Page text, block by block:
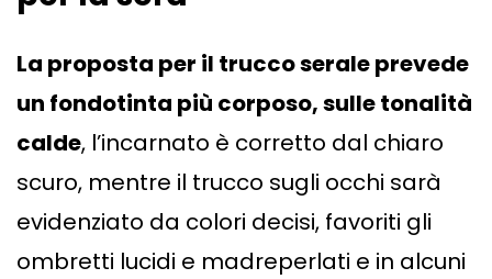
La proposta per il trucco serale prevede
un fondotinta più corposo, sulle tonalità
calde, l’incarnato è corretto dal chiaro
scuro, mentre il trucco sugli occhi sarà
evidenziato da colori decisi, favoriti gli
ombretti lucidi e madreperlati e in alcuni